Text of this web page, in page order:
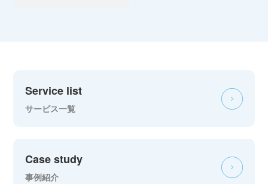
Service list
サービス一覧
Case study
事例紹介